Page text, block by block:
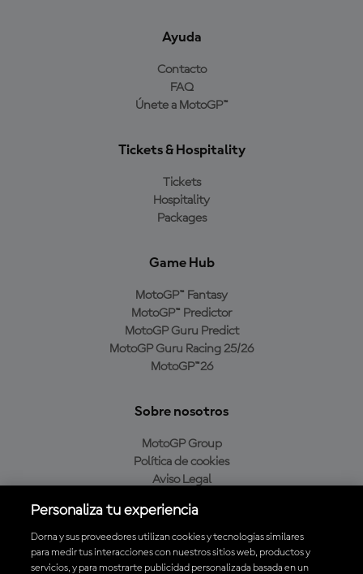
Ayuda
Contacto
FAQ
Únete a MotoGP™
Tickets & Hospitality
Tickets
Hospitality
Packages
Game Hub
MotoGP™ Fantasy
MotoGP™ Predictor
MotoGP Guru Predict
MotoGP Guru Racing 25/26
MotoGP™26
Sobre nosotros
MotoGP Group
Política de cookies
Aviso Legal
Política de compra
Personaliza tu experiencia
Dorna y sus proveedores utilizan cookies y tecnologías similares
para medir tus interacciones con nuestros sitios web, productos y
servicios, y para mostrarte publicidad personalizada basada en un